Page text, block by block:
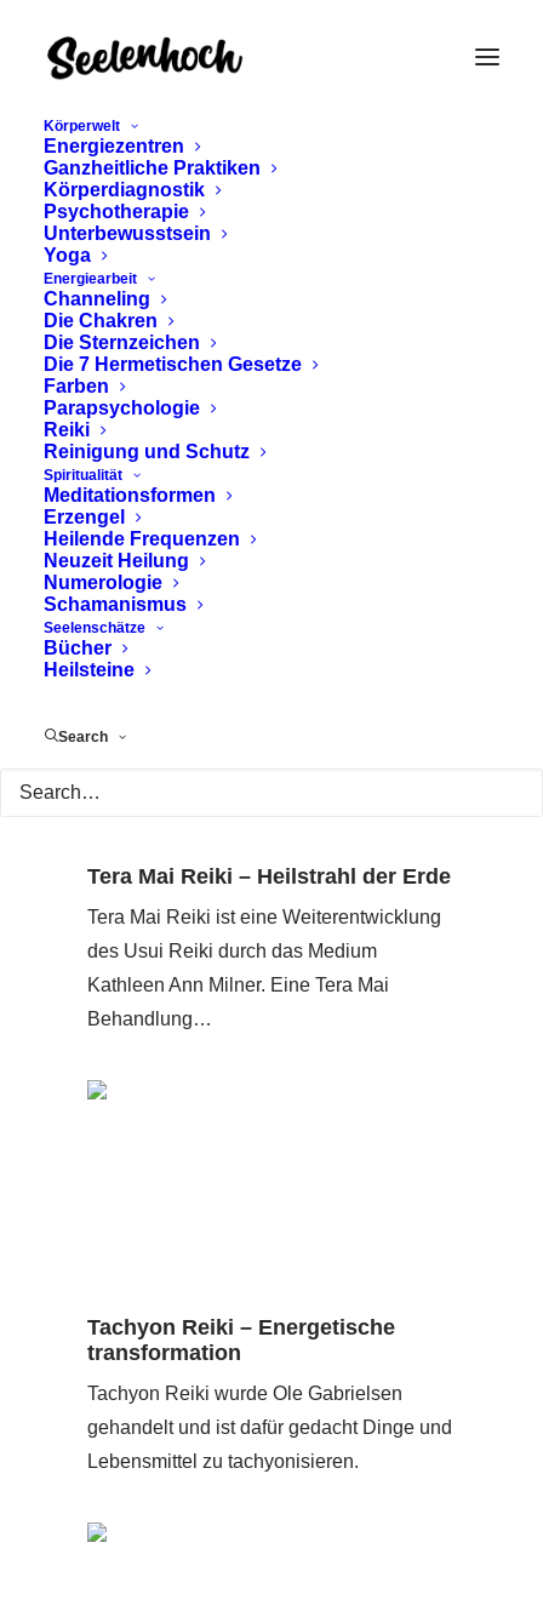
Körperwelt
Energiezentren
Ganzheitliche Praktiken
Körperdiagnostik
Psychotherapie
Unterbewusstsein
Yoga
Energiearbeit
Channeling
Die Chakren
Die Sternzeichen
Die 7 Hermetischen Gesetze
Farben
Parapsychologie
Reiki
Reinigung und Schutz
Spiritualität
Meditationsformen
Erzengel
Heilende Frequenzen
Neuzeit Heilung
Numerologie
Schamanismus
Seelenschätze
Bücher
Heilsteine
Search
Grundprinzipien
Tera Mai Reiki – Heilstrahl der Erde
Tera Mai Reiki ist eine Weiterentwicklung
des Usui Reiki durch das Medium
Kathleen Ann Milner. Eine Tera Mai
Behandlung…
Tachyon Reiki – Energetische
transformation
Tachyon Reiki wurde Ole Gabrielsen
gehandelt und ist dafür gedacht Dinge und
Lebensmittel zu tachyonisieren.